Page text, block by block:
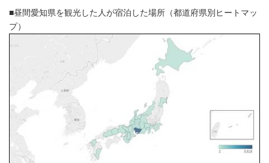
■昼間愛知県を観光した人が宿泊した場所（都道府県別ヒートマッ
プ）